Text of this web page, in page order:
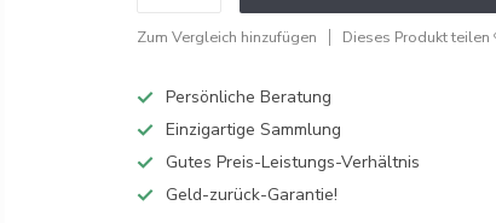
Zum Vergleich hinzufügen Dieses Produkt teilen
Persönliche Beratung
Einzigartige Sammlung
Gutes Preis-Leistungs-Verhältnis
Geld-zurück-Garantie!